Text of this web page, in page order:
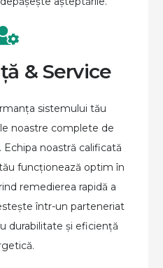
& Service
sistemului tău
noastre complete de
noastră calificată
funcționează optim în
remedierea rapidă a
într-un parteneriat
durabilitate și eficiență